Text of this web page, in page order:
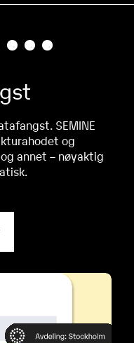
SEMINE
og
annet – nøyaktig